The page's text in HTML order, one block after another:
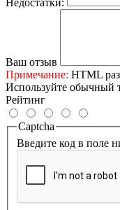
Недостатки:
Ваш отзыв
Примечание: HTML
Используйте обычный
Рейтинг
Captcha
Введите код в поле